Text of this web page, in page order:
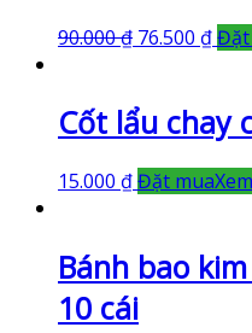
90.000₫ 76.500 ₫Đặt
Cốt lẩu chay
15.000 ₫Đặt mua
Bánh bao
10 cái